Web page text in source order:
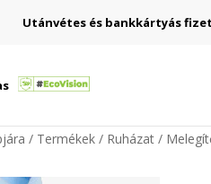
Utánvétes és bankkártyás
Termékek Ruházat